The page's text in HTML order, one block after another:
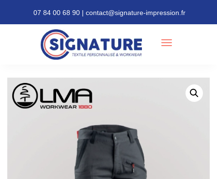
07 84 00 68 90 | contact@signature-impression.fr